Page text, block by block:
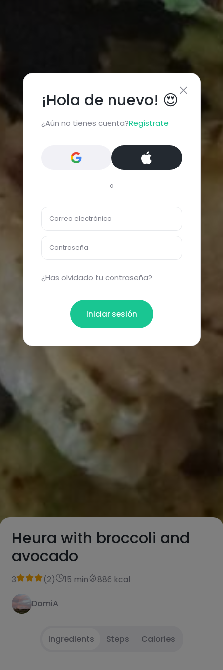
Heura with broccoli and
avocado
3 (2) 15 min 886 kcal
DomiA
Ingredients Steps Calories
¡Hola de nuevo! 😍
¿Aún no tienes cuenta?Regístrate
o
Correo electrónico
Contraseña
¿Has olvidado tu contraseña?
Iniciar sesión